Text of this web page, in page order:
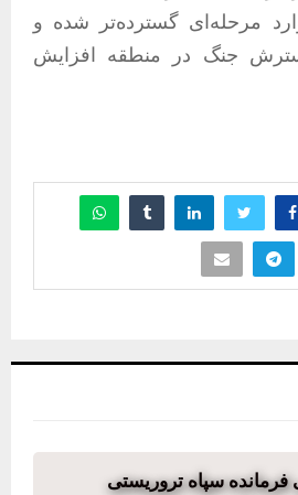
مرحله‌ای گسترده‌تر شده و
جنگ در منطقه افزایش
سپاه تروریستی